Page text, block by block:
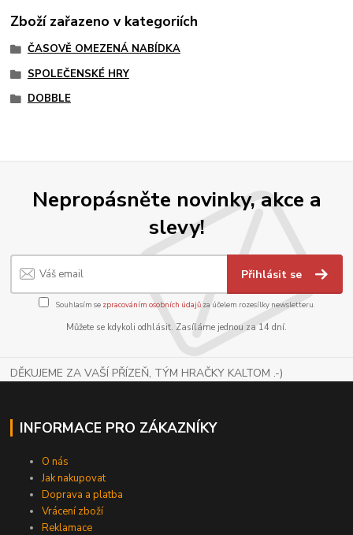
Zboží zařazeno v kategoriích
ČASOVĚ OMEZENÁ NABÍDKA
SPOLEČENSKÉ HRY
DOBBLE
Nepropásněte novinky, akce a
slevy!
Přihlásit se
Souhlasím se zpracováním osobních údajůza účelem rozesílky newsletteru.
Můžete se kdykoli odhlásit. Zasíláme jednou za 14 dní.
DĚKUJEME ZA VAŠÍ PŘÍZEŇ, TÝM HRAČKY KALTOM .-)
INFORMACE PRO ZÁKAZNÍKY
O nás
Jak nakupovat
Doprava a platba
Vrácení zboží
Reklamace